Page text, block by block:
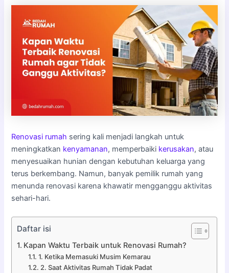
Renovasi rumah sering kali menjadi langkah untuk
meningkatkan kenyamanan, memperbaiki kerusakan, atau
menyesuaikan hunian dengan kebutuhan keluarga yang
terus berkembang. Namun, banyak pemilik rumah yang
menunda renovasi karena khawatir mengganggu aktivitas
sehari-hari.
Daftar isi
Kapan Waktu Terbaik untuk Renovasi Rumah?
1. Ketika Memasuki Musim Kemarau
2. Saat Aktivitas Rumah Tidak Padat